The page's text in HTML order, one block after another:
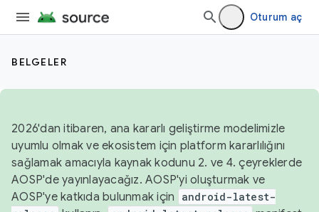
Oturum aç
BELGELER
2026'dan itibaren, ana kararlı geliştirme modelimizle
uyumlu olmak ve ekosistem için platform kararlılığını
sağlamak amacıyla kaynak kodunu 2. ve 4. çeyreklerde
AOSP'de yayınlayacağız. AOSP'yi oluşturmak ve
AOSP'ye katkıda bulunmak için
android-latest-